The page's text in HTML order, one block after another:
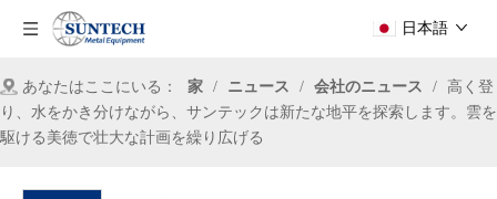
日本語
あなたはここにいる： 家 / ニュース / 会社のニュース /
高く登
り、水をかき分けながら、サンテックは新たな地平を探索します。雲を
駆ける美徳で壮大な計画を繰り広げる